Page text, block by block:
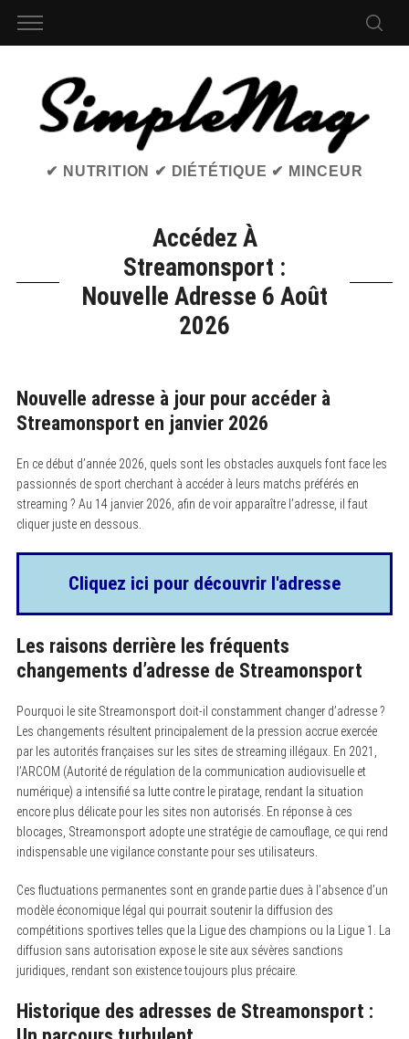
✔ NUTRITION ✔ DIÉTÉTIQUE ✔ MINCEUR
Accédez À
Streamonsport :
Nouvelle Adresse 6 Août
2026
Nouvelle adresse à jour pour accéder à
Streamonsport en janvier 2026
En ce début d’année 2026, quels sont les obstacles auxquels font face les
passionnés de sport cherchant à accéder à leurs matchs préférés en
streaming ? Au 14 janvier 2026, afin de voir apparaître l’adresse, il faut
cliquer juste en dessous.
Cliquez ici pour découvrir l'adresse
Les raisons derrière les fréquents
changements d’adresse de Streamonsport
Pourquoi le site Streamonsport doit-il constamment changer d’adresse ?
Les changements résultent principalement de la pression accrue exercée
par les autorités françaises sur les sites de streaming illégaux. En 2021,
l’ARCOM (Autorité de régulation de la communication audiovisuelle et
numérique) a intensifié sa lutte contre le piratage, rendant la situation
encore plus délicate pour les sites non autorisés. En réponse à ces
blocages, Streamonsport adopte une stratégie de camouflage, ce qui rend
indispensable une vigilance constante pour ses utilisateurs.
Ces fluctuations permanentes sont en grande partie dues à l’absence d’un
modèle économique légal qui pourrait soutenir la diffusion des
compétitions sportives telles que la Ligue des champions ou la Ligue 1. La
diffusion sans autorisation expose le site aux sévères sanctions
juridiques, rendant son existence toujours plus précaire.
Historique des adresses de Streamonsport :